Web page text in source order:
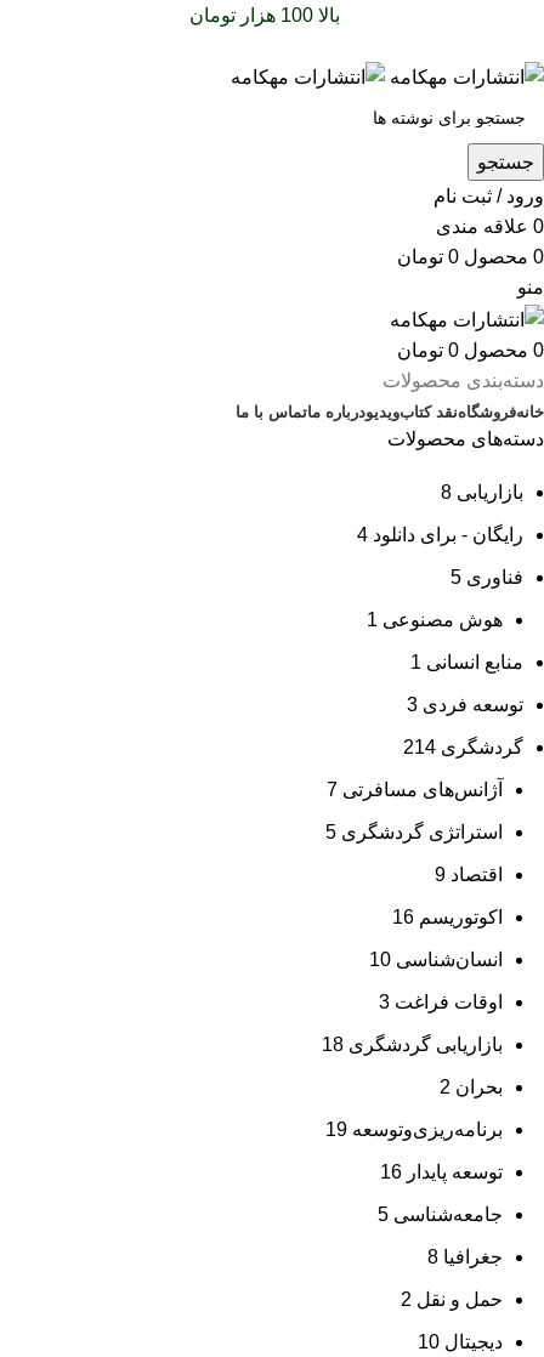
بالا 100 هزار تومان
جستجو
ورود / ثبت نام
0 علاقه مندی
0 محصول 0 تومان
منو
0 محصول 0 تومان
دسته‌بندی محصولات
خانهفروشگاهنقد کتابویدیودرباره‌ ماتماس با ما
دسته‌های محصولات
بازاریابی 8
رایگان - برای دانلود 4
فناوری 5
هوش مصنوعی 1
منابع انسانی 1
توسعه فردی 3
گردشگری 214
آژانس‌های مسافرتی 7
استراتژی گردشگری 5
اقتصاد 9
اکوتوریسم 16
انسان‌شناسی 10
اوقات فراغت 3
بازاریابی گردشگری 18
بحران 2
برنامه‌ریزی‌وتوسعه 19
توسعه پایدار 16
جامعه‌شناسی 5
جغرافیا 8
حمل و نقل 2
دیجیتال 10